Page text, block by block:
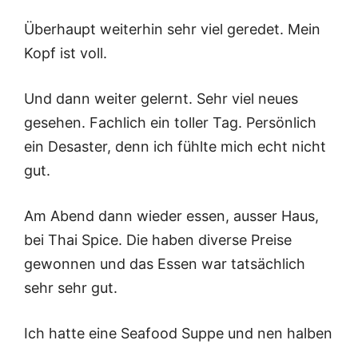
Überhaupt weiterhin sehr viel geredet. Mein
Kopf ist voll.
Und dann weiter gelernt. Sehr viel neues
gesehen. Fachlich ein toller Tag. Persönlich
ein Desaster, denn ich fühlte mich echt nicht
gut.
Am Abend dann wieder essen, ausser Haus,
bei Thai Spice. Die haben diverse Preise
gewonnen und das Essen war tatsächlich
sehr sehr gut.
Ich hatte eine Seafood Suppe und nen halben